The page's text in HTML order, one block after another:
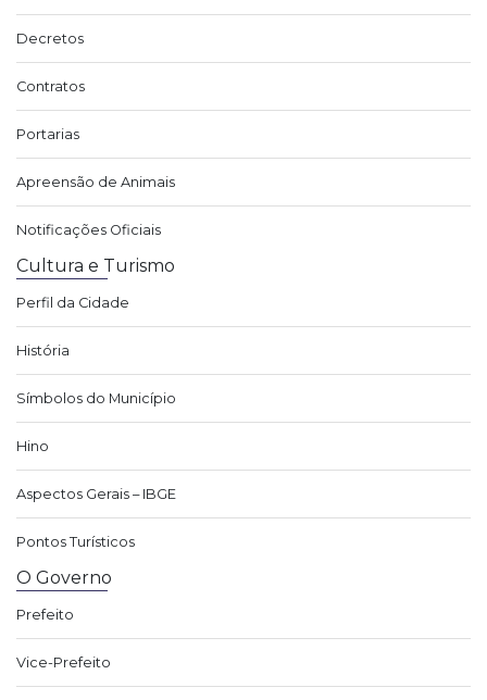
Decretos
Contratos
Portarias
Apreensão de Animais
Notificações Oficiais
Cultura e Turismo
Perfil da Cidade
História
Símbolos do Município
Hino
Aspectos Gerais – IBGE
Pontos Turísticos
O Governo
Prefeito
Vice-Prefeito